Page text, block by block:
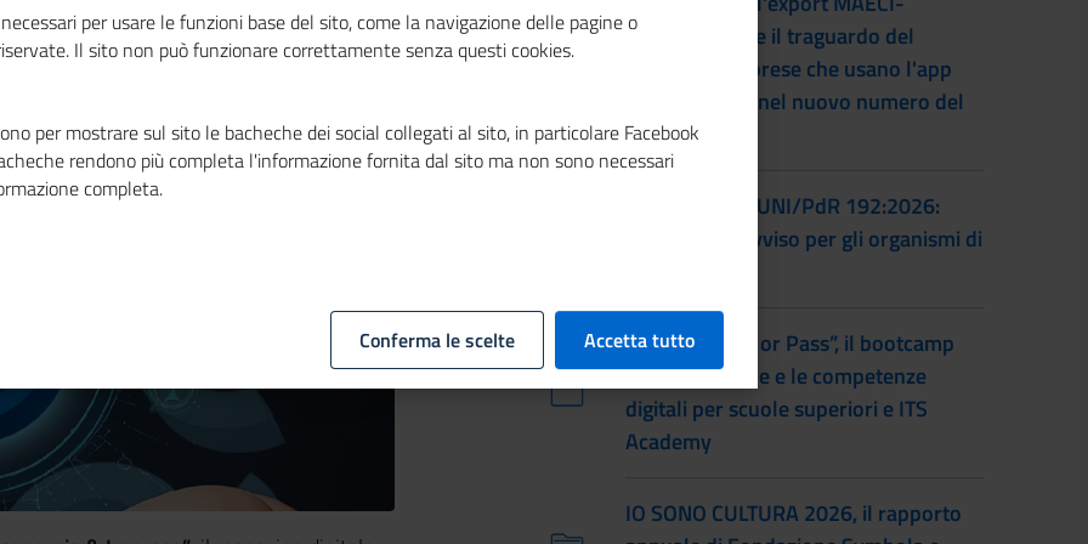
Unioncamere e il traguardo del
numero di imprese che usano l'app
Impresa Italia nel nuovo numero del
magazine
Certificazione UNI/PdR 192:2026:
pubblicato l'avviso per gli organismi di
Torna “Smash or Pass”, il bootcamp
sull’educazione e le competenze
digitali per scuole superiori e ITS
Academy
IO SONO CULTURA 2026, il rapporto
per usare le funzioni base del sito, come la navigazione delle pagine o
Il sito non può funzionare correttamente senza questi cookies.
per mostrare sul sito le bacheche dei social collegati al sito, in particolare Facebook
rendono più completa l'informazione fornita dal sito ma non sono necessari
completa.
Conferma le scelte Accetta tutto